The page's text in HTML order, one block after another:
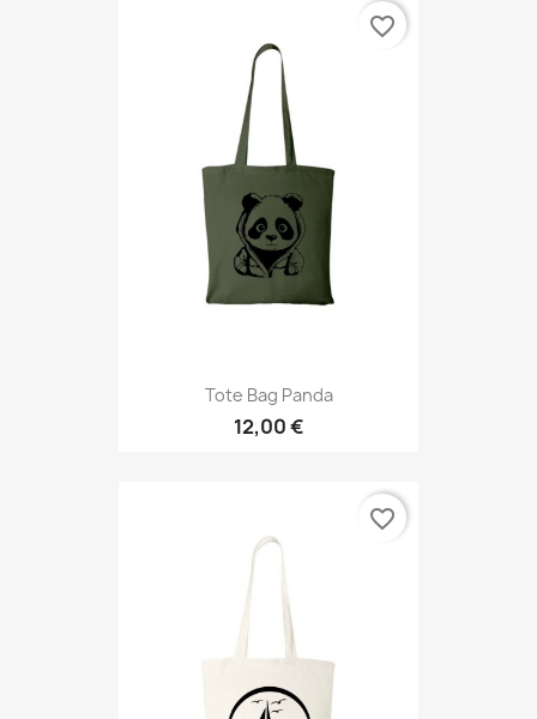
Tote Bag Panda
12,00 €
favorite_border
favorite_border